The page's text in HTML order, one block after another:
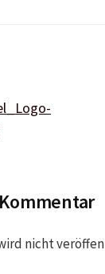
nicht